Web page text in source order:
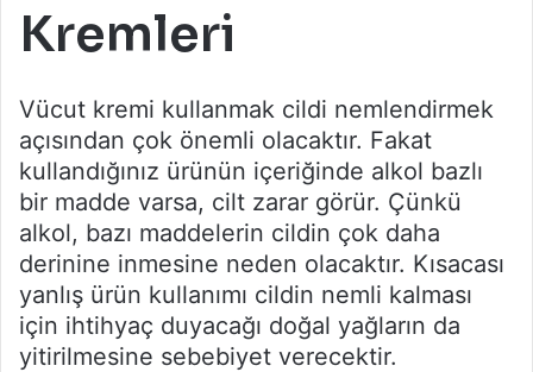
Kremleri
Vücut kremi kullanmak cildi nemlendirmek
açısından çok önemli olacaktır. Fakat
kullandığınız ürünün içeriğinde alkol bazlı
bir madde varsa, cilt zarar görür. Çünkü
alkol, bazı maddelerin cildin çok daha
derinine inmesine neden olacaktır. Kısacası
yanlış ürün kullanımı cildin nemli kalması
için ihtihyaç duyacağı doğal yağların da
yitirilmesine sebebiyet verecektir.